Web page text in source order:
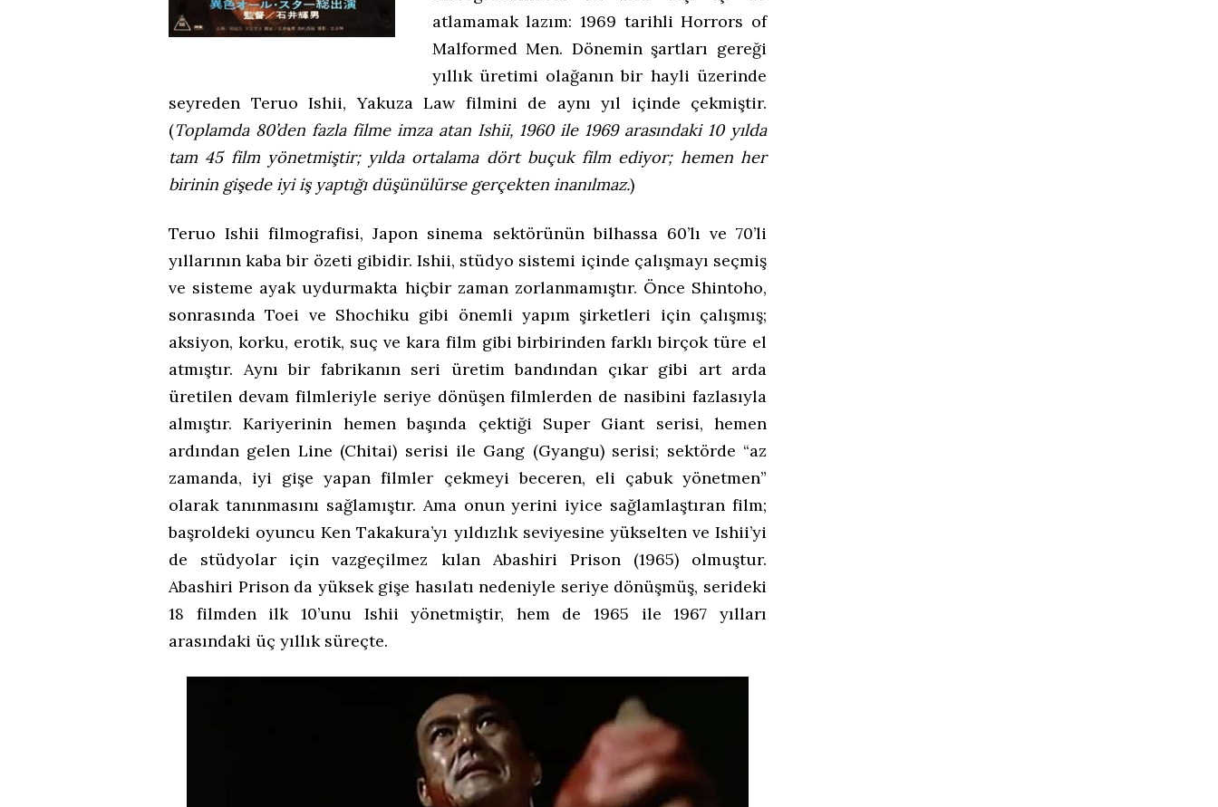
atlamamak lazım: 1969 tarihli Horrors of
Malformed Men. Dönemin şartları gereği
yıllık üretimi olağanın bir hayli üzerinde
seyreden Teruo Ishii, Yakuza Law filmini de aynı yıl içinde çekmiştir.
(Toplamda 80’den fazla filme imza atan Ishii, 1960 ile 1969 arasındaki 10 yılda
tam 45 film yönetmiştir; yılda ortalama dört buçuk film ediyor; hemen her
birinin gişede iyi iş yaptığı düşünülürse gerçekten inanılmaz.)
Teruo Ishii filmografisi, Japon sinema sektörünün bilhassa 60’lı ve 70’li
yıllarının kaba bir özeti gibidir. Ishii, stüdyo sistemi içinde çalışmayı seçmiş
ve sisteme ayak uydurmakta hiçbir zaman zorlanmamıştır. Önce Shintoho,
sonrasında Toei ve Shochiku gibi önemli yapım şirketleri için çalışmış;
aksiyon, korku, erotik, suç ve kara film gibi birbirinden farklı birçok türe el
atmıştır. Aynı bir fabrikanın seri üretim bandından çıkar gibi art arda
üretilen devam filmleriyle seriye dönüşen filmlerden de nasibini fazlasıyla
almıştır. Kariyerinin hemen başında çektiği Super Giant serisi, hemen
ardından gelen Line (Chitai) serisi ile Gang (Gyangu) serisi; sektörde “az
zamanda, iyi gişe yapan filmler çekmeyi beceren, eli çabuk yönetmen”
olarak tanınmasını sağlamıştır. Ama onun yerini iyice sağlamlaştıran film;
başroldeki oyuncu Ken Takakura’yı yıldızlık seviyesine yükselten ve Ishii’yi
de stüdyolar için vazgeçilmez kılan Abashiri Prison (1965) olmuştur.
Abashiri Prison da yüksek gişe hasılatı nedeniyle seriye dönüşmüş, serideki
18 filmden ilk 10’unu Ishii yönetmiştir, hem de 1965 ile 1967 yılları
arasındaki üç yıllık süreçte.